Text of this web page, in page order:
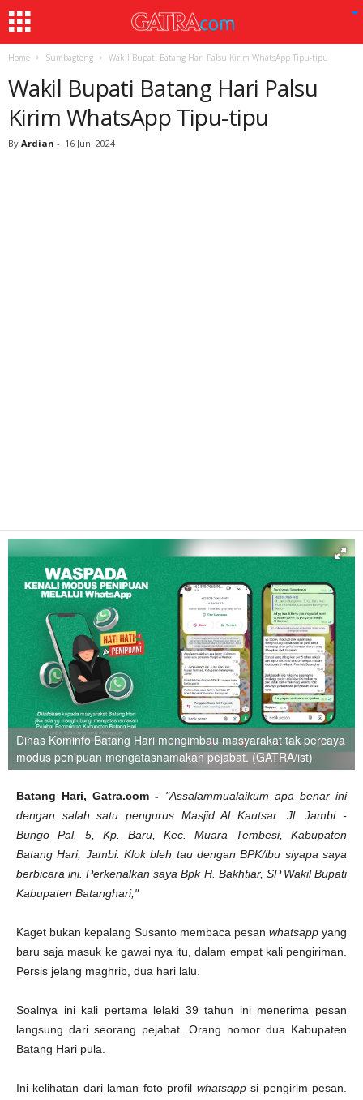
Home Sumbagteng Wakil Bupati Batang Hari Palsu Kirim WhatsApp Tipu-tipu
Wakil Bupati Batang Hari Palsu
Kirim WhatsApp Tipu-tipu
By Ardian - 16 Juni 2024
Dinas Kominfo Batang Hari mengimbau masyarakat tak percaya
modus penipuan mengatasnamakan pejabat. (GATRA/ist)
Batang Hari, Gatra.com - "Assalammualaikum apa benar ini
dengan salah satu pengurus Masjid Al Kautsar. Jl. Jambi -
Bungo Pal. 5, Kp. Baru, Kec. Muara Tembesi, Kabupaten
Batang Hari, Jambi. Klok bleh tau dengan BPK/ibu siyapa saya
berbicara ini. Perkenalkan saya Bpk H. Bakhtiar, SP Wakil Bupati
Kabupaten Batanghari,"
Kaget bukan kepalang Susanto membaca pesan whatsapp yang
baru saja masuk ke gawai nya itu, dalam empat kali pengiriman.
Persis jelang maghrib, dua hari lalu.
Soalnya ini kali pertama lelaki 39 tahun ini menerima pesan
langsung dari seorang pejabat. Orang nomor dua Kabupaten
Batang Hari pula.
Ini kelihatan dari laman foto profil whatsappsi pengirim pesan.